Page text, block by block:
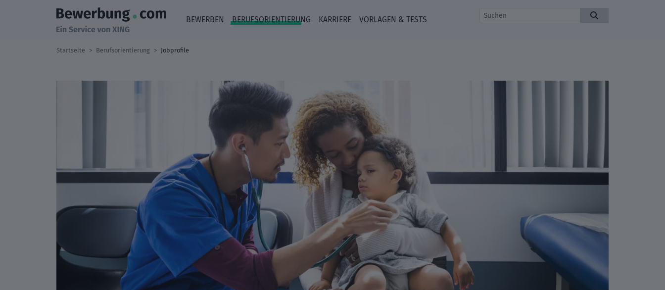
BEWERBEN BERUFSORIENTIERUNG KARRIERE VORLAGEN & TESTS
Startseite Berufsorientierung Jobprofile